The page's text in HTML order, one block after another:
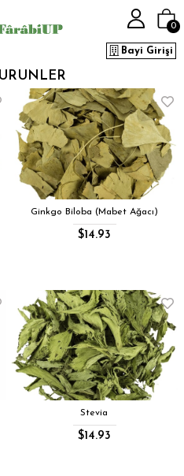
Bayi Girişi
0
Ginkgo Biloba (Mabet Ağacı)
$14.93
Stevia
$14.93